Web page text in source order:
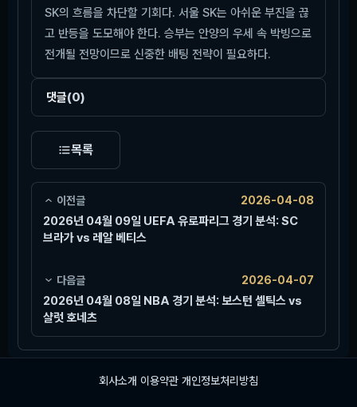
SK의 흐름을 차단할 기회다. 서울 SK는 아쉬운 부진을 끊
고 반등을 도모해야 한다. 승부는 안양의 우세 속 박빙으로
전개될 전망이므로 신중한 배팅 전략이 필요하다.
댓글(0)
목록
이전글 2026-04-08
2026년 04월 09일 UEFA 유로파리그 경기 분석: SC
브라가 vs 레알 베티스
다음글 2026-04-07
2026년 04월 08일 NBA 경기 분석: 보스턴 셀틱스 vs
샬럿 호네츠
회사소개 이용약관 개인정보처리방침